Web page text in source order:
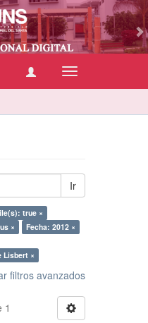
Cambiar
navegación
Ir
true ×
×
Fecha: 2012 ×
Lisbert ×
filtros avanzados
1